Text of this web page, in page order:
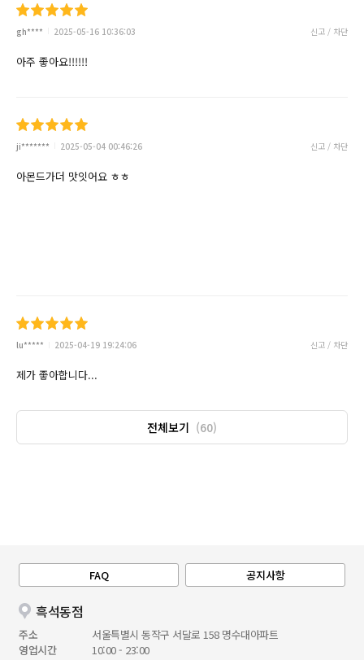
gh**** 2025-05-16 10:36:03 신고 / 차단
아주 좋아요!!!!!!
ji******* 2025-05-04 00:46:26 신고 / 차단
아몬드가더 맛잇어요 ㅎㅎ
lu***** 2025-04-19 19:24:06 신고 / 차단
제가 좋아합니다...
전체보기 (60)
FAQ 공지사항
흑석동점
주소
서울특별시 동작구 서달로 158 명수대아파트
영업시간
10:00 - 23:00